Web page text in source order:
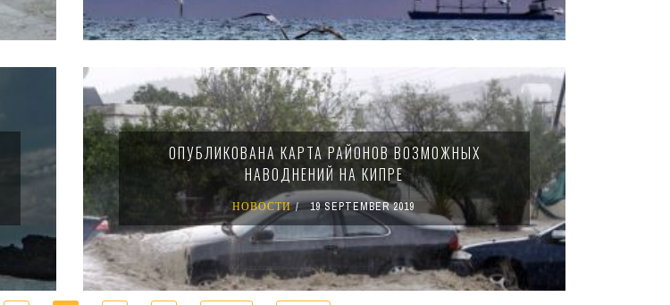
ОПУБЛИКОВАНА КАРТА РАЙОНОВ ВОЗМОЖНЫХ
НАВОДНЕНИЙ НА КИПРЕ
НОВОСТИ 19 SEPTEMBER 2019